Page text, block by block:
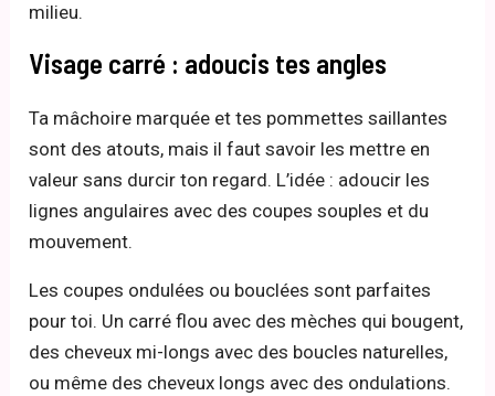
milieu.
Visage carré : adoucis tes angles
Ta mâchoire marquée et tes pommettes saillantes
sont des atouts, mais il faut savoir les mettre en
valeur sans durcir ton regard. L’idée : adoucir les
lignes angulaires avec des coupes souples et du
mouvement.
Les coupes ondulées ou bouclées sont parfaites
pour toi. Un carré flou avec des mèches qui bougent,
des cheveux mi-longs avec des boucles naturelles,
ou même des cheveux longs avec des ondulations.